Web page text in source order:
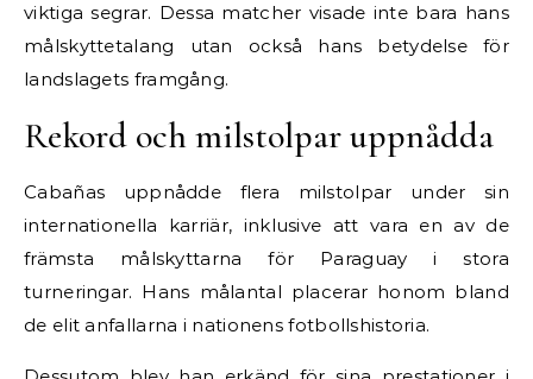
viktiga segrar. Dessa matcher visade inte bara hans
målskyttetalang utan också hans betydelse för
landslagets framgång.
Rekord och milstolpar uppnådda
Cabañas uppnådde flera milstolpar under sin
internationella karriär, inklusive att vara en av de
främsta målskyttarna för Paraguay i stora
turneringar. Hans målantal placerar honom bland
de elit anfallarna i nationens fotbollshistoria.